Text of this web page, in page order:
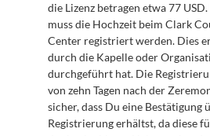
die Lizenz betragen etwa 77
muss die Hochzeit beim Clark
Center registriert werden. Dies
durch die Kapelle oder
durchgeführt hat. Die
von zehn Tagen nach der
sicher, dass Du eine Bestätigung
Registrierung erhältst, da diese